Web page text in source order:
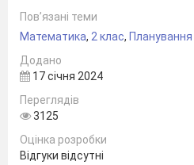
50 Складена задача.
51
Прямокутник.
52
Тема №4.
Додавання й
переходом через
розряд.
Пов’язані теми
Математика, 2 клас, Планування
Додано
17 січня 2024
Переглядів
3125
Оцінка розробки
Відгуки відсутні